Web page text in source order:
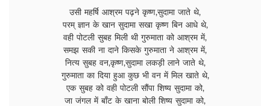
उसी महर्षि आश्रम पढ़ने कृष्ण,सुदामा जाते थे,
परम् ज्ञान के खान सुदामा सखा कृष्ण बिन आधे थे,
वही पोटली सुबह मिली थी गुरुमाता को आश्रम में,
समझ सकी ना दाने किसके गुरुमाता ने आश्रम में,
नित्य सुबह वन,कृष्ण,सुदामा लकड़ी लाने जाते थे,
गुरुमाता का दिया हुआ कुछ भी वन में मिल खाते थे,
एक सुबह को वही पोटली सौंपा शिष्य सुदामा को,
जा जंगल में बाँट के खाना बोली शिष्य सुदामा को,